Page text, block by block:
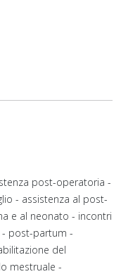
post-operatoria -
- assistenza al post-
e al neonato - incontri
post-partum -
del
mestruale -